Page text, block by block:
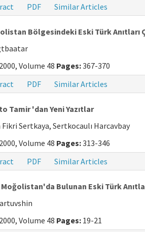
PDF Similar Articles
Bölgesindeki Eski Türk Anıtları
2000, Volume 48 Pages:367-370
PDF Similar Articles
Tamir 'dan Yeni Yazıtlar
Sertkaya, Sertkocaulı Harcavbay
2000, Volume 48 Pages:313-346
PDF Similar Articles
Moğolistan'da Bulunan Eski Türk
2000, Volume 48 Pages: 19-21